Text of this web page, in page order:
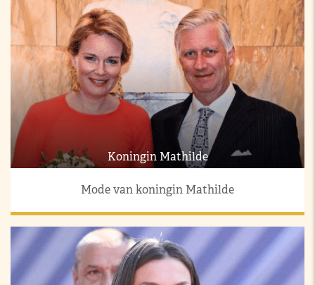
Koningin Mathilde
Mode van koningin Mathilde